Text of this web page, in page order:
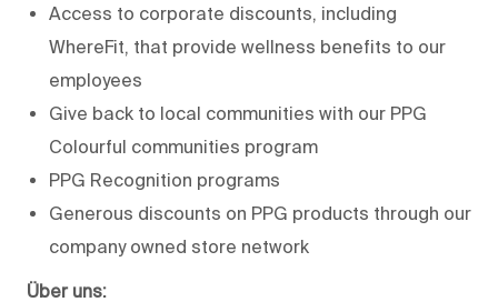
Access to corporate discounts, including
WhereFit, that provide wellness benefits to our
employees
Give back to local communities with our PPG
Colourful communities program
PPG Recognition programs
Generous discounts on PPG products through our
company owned store network
Über uns: